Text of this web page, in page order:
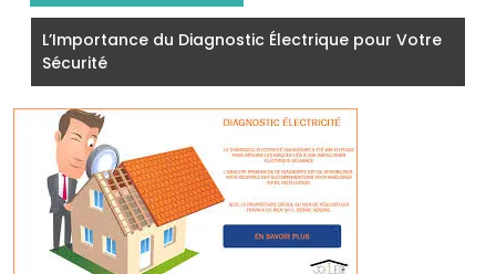
L’Importance du Diagnostic Électrique pour Votre
Sécurité